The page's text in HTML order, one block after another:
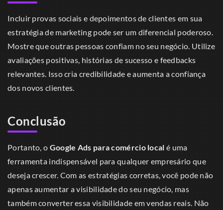
Incluir provas sociais e depoimentos de clientes em sua
estratégia de marketing pode ser um diferencial poderoso.
Mostre que outras pessoas confiam no seu negócio. Utilize
avaliações positivas, histórias de sucesso e feedbacks
relevantes. Isso cria credibilidade e aumenta a confiança
dos novos clientes.
Conclusão
Portanto, o Google Ads para comércio local é uma
ferramenta indispensável para qualquer empresário que
deseja crescer. Com as estratégias corretas, você pode não
apenas aumentar a visibilidade do seu negócio, mas
também converter essa visibilidade em vendas reais. Não